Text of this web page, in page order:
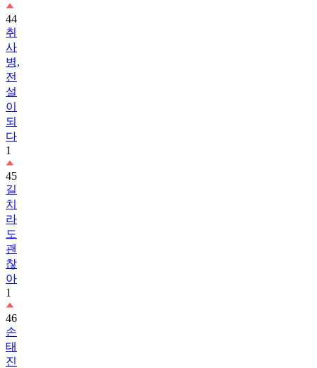
44
취
사
병,
전
설
이
되
다
1
45
길
치
라
도
괜
찮
아
1
46
손
태
진